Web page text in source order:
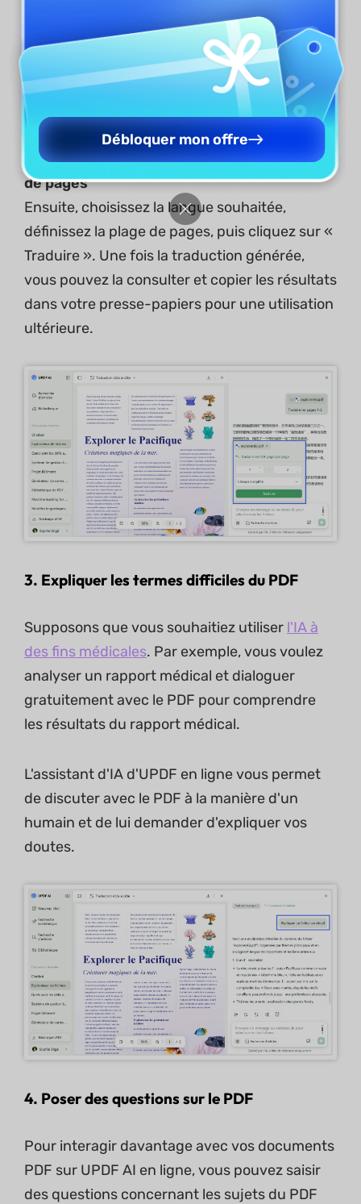
Étape 3. Sélectionnez la langue et la plage
de pages
Ensuite, choisissez la langue souhaitée,
définissez la plage de pages, puis cliquez sur «
Traduire ». Une fois la traduction générée,
vous pouvez la consulter et copier les résultats
dans votre presse-papiers pour une utilisation
ultérieure.
3. Expliquer les termes difficiles du PDF
Supposons que vous souhaitiez utiliser l'IA à
des fins médicales. Par exemple, vous voulez
analyser un rapport médical et dialoguer
gratuitement avec le PDF pour comprendre
les résultats du rapport médical.
L'assistant d'IA d'UPDF en ligne vous permet
de discuter avec le PDF à la manière d'un
humain et de lui demander d'expliquer vos
doutes.
4. Poser des questions sur le PDF
Pour interagir davantage avec vos documents
PDF sur UPDF AI en ligne, vous pouvez saisir
des questions concernant les sujets du PDF
Débloquer mon offre